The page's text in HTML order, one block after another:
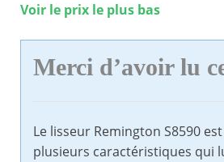
Voir le prix le plus bas
Merci d’avoir lu
Le lisseur Remington S8590
plusieurs caractéristiques qui